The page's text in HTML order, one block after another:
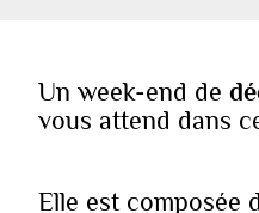
Un week-end de
vous attend dans
Elle est composée